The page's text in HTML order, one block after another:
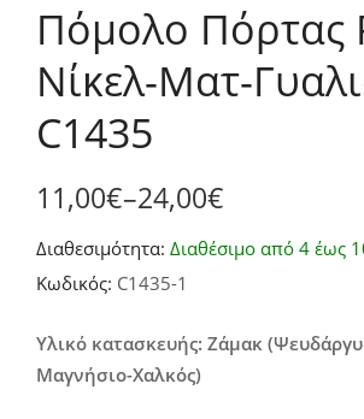
Πόμολο Πόρτας
Νίκελ-Ματ-
C1435
11,00€–24,00€
Price
range:
11,00€
through
24,00€
Διαθεσιμότητα: Διαθέσιμο από 4 έως
Κωδικός: C1435-1
Υλικό κατασκευής: Ζάμακ
Μαγνήσιο-Χαλκός)